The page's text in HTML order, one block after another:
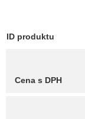
ID produktu
Cena s DPH